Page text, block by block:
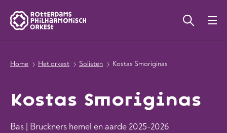
Home Het orkest Solisten Kostas Smoriginas
Kostas Smoriginas
Bas | Bruckners hemel en aarde 2025-2026